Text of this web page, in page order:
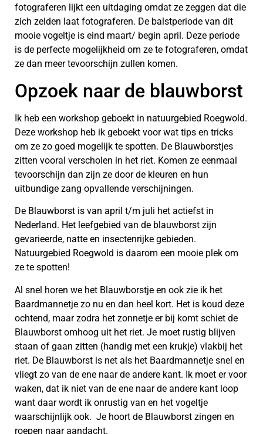
fotograferen lijkt een uitdaging omdat ze zeggen dat die
zich zelden laat fotograferen. De balstperiode van dit
mooie vogeltje is eind maart/ begin april. Deze periode
is de perfecte mogelijkheid om ze te fotograferen, omdat
ze dan meer tevoorschijn zullen komen.
Opzoek naar de blauwborst
Ik heb een workshop geboekt in natuurgebied Roegwold.
Deze workshop heb ik geboekt voor wat tips en tricks
om ze zo goed mogelijk te spotten. De Blauwborstjes
zitten vooral verscholen in het riet. Komen ze eenmaal
tevoorschijn dan zijn ze door de kleuren en hun
uitbundige zang opvallende verschijningen.
De Blauwborst is van april t/m juli het actiefst in
Nederland. Het leefgebied van de blauwborst zijn
gevarieerde, natte en insectenrijke gebieden.
Natuurgebied Roegwold is daarom een mooie plek om
ze te spotten!
Al snel horen we het Blauwborstje en ook zie ik het
Baardmannetje zo nu en dan heel kort. Het is koud deze
ochtend, maar zodra het zonnetje er bij komt schiet de
Blauwborst omhoog uit het riet. Je moet rustig blijven
staan of gaan zitten (handig met een krukje) vlakbij het
riet. De Blauwborst is net als het Baardmannetje snel en
vliegt zo van de ene naar de andere kant. Ik moet er voor
waken, dat ik niet van de ene naar de andere kant loop
want daar wordt ik onrustig van en het vogeltje
waarschijnlijk ook. Je hoort de Blauwborst zingen en
roepen naar aandacht.